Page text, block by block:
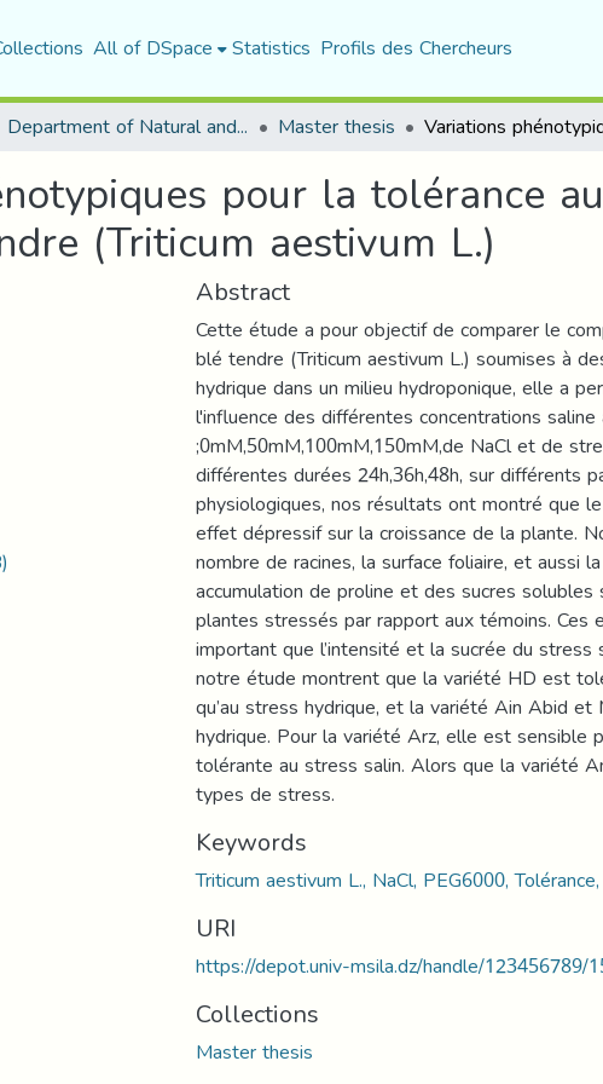
All of DSpace Statistics Profils des Chercheurs
Department of Natural and Life Sciences Master thesis
pour la tolérance
(Triticum aestivum L.)
Abstract
Cette étude a pour objectif de comparer le
blé tendre (Triticum aestivum L.) soumises à
hydrique dans un milieu hydroponique, elle a
l'influence des différentes concentrations
;0mM,50mM,100mM,150mM,de NaCl et de
différentes durées 24h,36h,48h, sur différents
physiologiques, nos résultats ont montré que
effet dépressif sur la croissance de la plante.
nombre de racines, la surface foliaire, et aussi
accumulation de proline et des sucres
plantes stressés par rapport aux témoins. Ces
important que l’intensité et la sucrée du
notre étude montrent que la variété HD est
qu’au stress hydrique, et la variété Ain Abid
hydrique. Pour la variété Arz, elle est sensible
tolérante au stress salin. Alors que la variété
types de stress.
Keywords
Triticum aestivum L., NaCl, PEG6000,
URI
https://depot.univ-msila.dz/handle/123456789/
Collections
Master thesis